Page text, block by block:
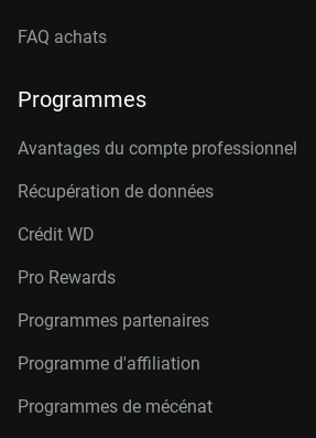
FAQ achats
Programmes
Avantages du compte professionnel
Récupération de données
Crédit WD
Pro Rewards
Programmes partenaires
Programme d'affiliation
Programmes de mécénat